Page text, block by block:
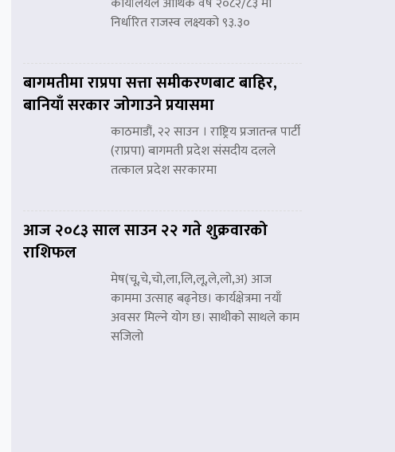
निर्धारित राजस्व लक्ष्यको ९३.३०
बागमतीमा राप्रपा सत्ता समीकरणबाट बाहिर,
बानियाँ सरकार जोगाउने प्रयासमा
काठमाडौं, २२ साउन । राष्ट्रिय प्रजातन्त्र पार्टी
(राप्रपा) बागमती प्रदेश संसदीय दलले
तत्काल प्रदेश सरकारमा
आज २०८३ साल साउन २२ गते शुक्रवारको
राशिफल
मेष(चू,चे,चो,ला,लि,लू,ले,लो,अ) आज
काममा उत्साह बढ्नेछ। कार्यक्षेत्रमा नयाँ
अवसर मिल्ने योग छ। साथीको साथले काम
सजिलो